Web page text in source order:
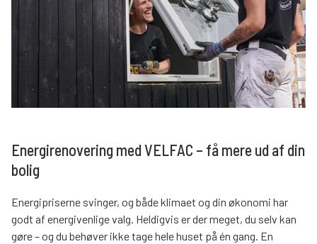
Energirenovering med VELFAC – få mere ud af din
bolig
Energipriserne svinger, og både klimaet og din økonomi har
godt af energivenlige valg. Heldigvis er der meget, du selv kan
gøre – og du behøver ikke tage hele huset på én gang. En